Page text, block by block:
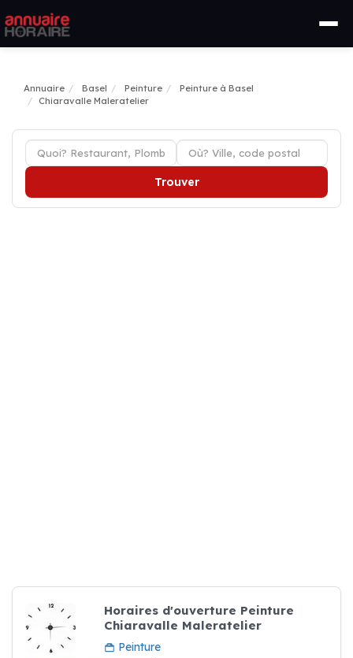
Annuaire Basel Peinture
Peinture à Basel
Chiaravalle Maleratelier
Trouver
Horaires d'ouverture Peinture
Chiaravalle Maleratelier
Peinture